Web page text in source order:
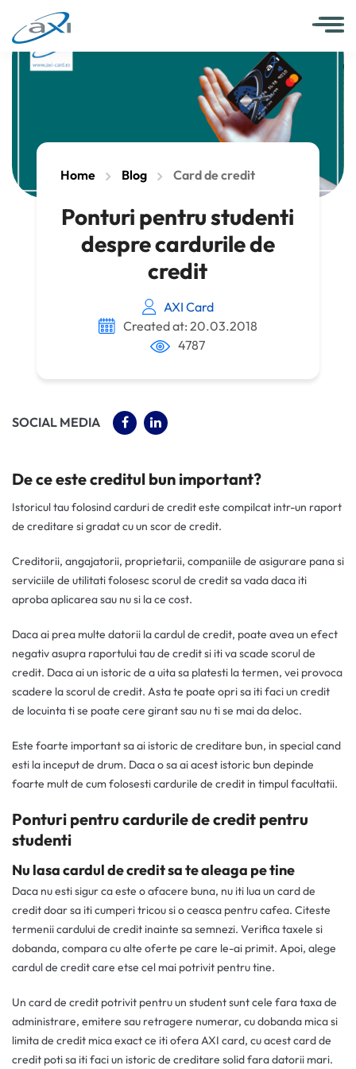
Home Blog Card de credit
Ponturi pentru studenti
despre cardurile de
credit
AXI Card
Created at: 20.03.2018
4787
SOCIAL MEDIA (OPENS IN A NEW TAB)
(OPENS IN A NEW TAB)
De ce este creditul bun important?
Istoricul tau folosind carduri de credit este compilcat intr-un raport
de creditare si gradat cu un scor de credit.
Creditorii, angajatorii, proprietarii, companiile de asigurare pana si
serviciile de utilitati folosesc scorul de credit sa vada daca iti
aproba aplicarea sau nu si la ce cost.
Daca ai prea multe datorii la cardul de credit, poate avea un efect
negativ asupra raportului tau de credit si iti va scade scorul de
credit. Daca ai un istoric de a uita sa platesti la termen, vei provoca
scadere la scorul de credit. Asta te poate opri sa iti faci un credit
de locuinta ti se poate cere girant sau nu ti se mai da deloc.
Este foarte important sa ai istoric de creditare bun, in special cand
esti la inceput de drum. Daca o sa ai acest istoric bun depinde
foarte mult de cum folosesti cardurile de credit in timpul facultatii.
Ponturi pentru cardurile de credit pentru
studenti
Nu lasa cardul de credit sa te aleaga pe tine
Daca nu esti sigur ca este o afacere buna, nu iti lua un card de
credit doar sa iti cumperi tricou si o ceasca pentru cafea. Citeste
termenii cardului de credit inainte sa semnezi. Verifica taxele si
dobanda, compara cu alte oferte pe care le-ai primit. Apoi, alege
cardul de credit care etse cel mai potrivit pentru tine.
Un card de credit potrivit pentru un student sunt cele fara taxa de
administrare, emitere sau retragere numerar, cu dobanda mica si
limita de credit mica exact ce iti ofera AXI card, cu acest card de
credit poti sa iti faci un istoric de creditare solid fara datorii mari.